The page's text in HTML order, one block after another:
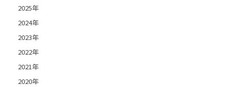
2025年
2024年
2023年
2022年
2021年
2020年